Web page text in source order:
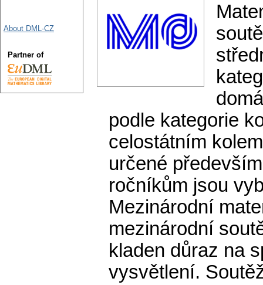
podle kategorie
celostátním
určené
ročníkům jsou
Mezinárodní
mezinárodní
kladen důraz na
vysvětlení.
About DML-CZ
Partner of